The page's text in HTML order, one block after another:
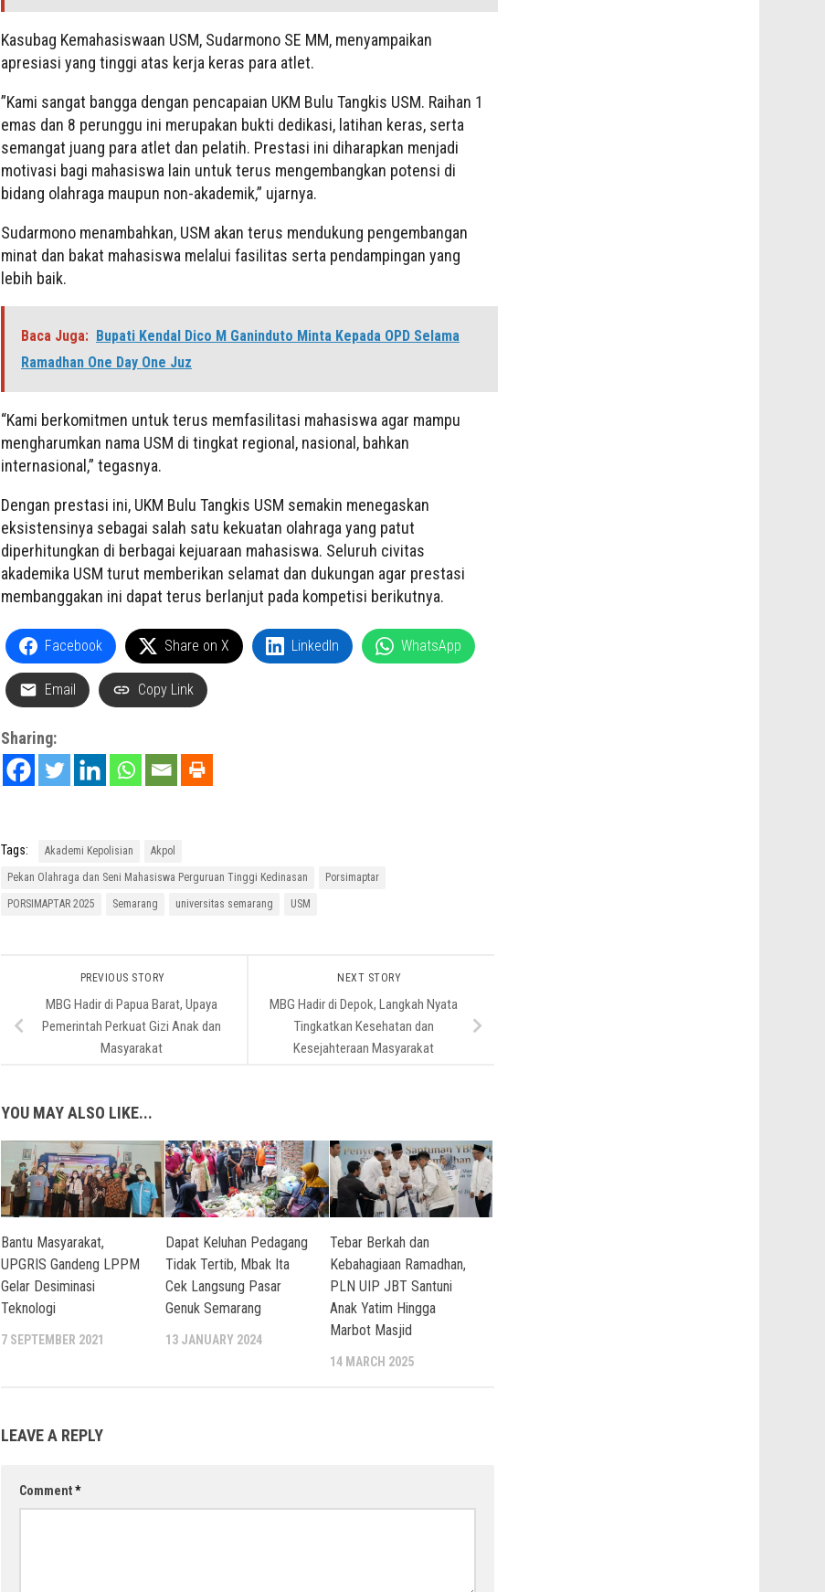
Kasubag Kemahasiswaan USM, Sudarmono SE MM, menyampaikan
apresiasi yang tinggi atas kerja keras para atlet.
”Kami sangat bangga dengan pencapaian UKM Bulu Tangkis USM. Raihan 1
emas dan 8 perunggu ini merupakan bukti dedikasi, latihan keras, serta
semangat juang para atlet dan pelatih. Prestasi ini diharapkan menjadi
motivasi bagi mahasiswa lain untuk terus mengembangkan potensi di
bidang olahraga maupun non-akademik,” ujarnya.
Sudarmono menambahkan, USM akan terus mendukung pengembangan
minat dan bakat mahasiswa melalui fasilitas serta pendampingan yang
lebih baik.
Baca Juga: Bupati Kendal Dico M Ganinduto Minta Kepada OPD Selama
Ramadhan One Day One Juz
“Kami berkomitmen untuk terus memfasilitasi mahasiswa agar mampu
mengharumkan nama USM di tingkat regional, nasional, bahkan
internasional,” tegasnya.
Dengan prestasi ini, UKM Bulu Tangkis USM semakin menegaskan
eksistensinya sebagai salah satu kekuatan olahraga yang patut
diperhitungkan di berbagai kejuaraan mahasiswa. Seluruh civitas
akademika USM turut memberikan selamat dan dukungan agar prestasi
membanggakan ini dapat terus berlanjut pada kompetisi berikutnya.
Facebook Share on X LinkedIn WhatsApp
Email Copy Link
Sharing:
Tags: Akademi Kepolisian Akpol
Pekan Olahraga dan Seni Mahasiswa Perguruan Tinggi Kedinasan Porsimaptar
PORSIMAPTAR 2025 Semarang universitas semarang USM
NEXT STORY
MBG Hadir di Depok, Langkah Nyata
Tingkatkan Kesehatan dan
Kesejahteraan Masyarakat
PREVIOUS STORY
MBG Hadir di Papua Barat, Upaya
Pemerintah Perkuat Gizi Anak dan
Masyarakat
YOU MAY ALSO LIKE...
Bantu Masyarakat,
UPGRIS Gandeng LPPM
Gelar Desiminasi
Teknologi
7 SEPTEMBER 2021
Dapat Keluhan Pedagang
Tidak Tertib, Mbak Ita
Cek Langsung Pasar
Genuk Semarang
13 JANUARY 2024
Tebar Berkah dan
Kebahagiaan Ramadhan,
PLN UIP JBT Santuni
Anak Yatim Hingga
Marbot Masjid
14 MARCH 2025
LEAVE A REPLY
Comment*